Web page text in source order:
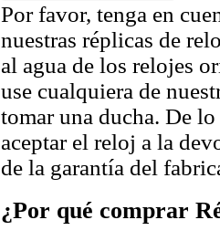
Por favor, tenga en
nuestras réplicas de
al agua de los relojes
use cualquiera de
tomar una ducha. De
aceptar el reloj a la
de la garantía del
¿Por qué comprar